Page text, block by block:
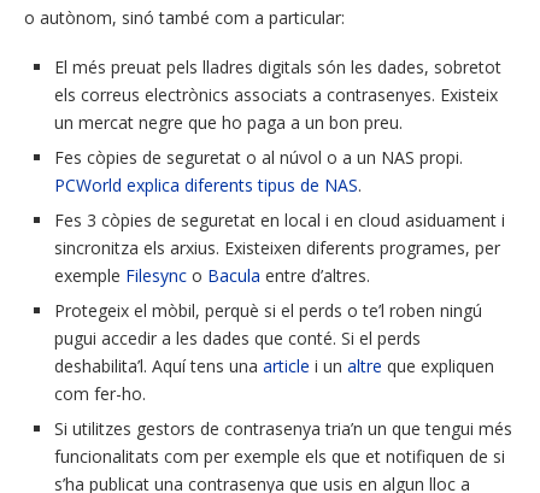
o autònom, sinó també com a particular:
El més preuat pels lladres digitals són les dades, sobretot
els correus electrònics associats a contrasenyes. Existeix
un mercat negre que ho paga a un bon preu.
Fes còpies de seguretat o al núvol o a un NAS propi.
PCWorld explica diferents tipus de NAS.
Fes 3 còpies de seguretat en local i en cloud asiduament i
sincronitza els arxius. Existeixen diferents programes, per
exemple Filesync o Bacula entre d’altres.
Protegeix el mòbil, perquè si el perds o te’l roben ningú
pugui accedir a les dades que conté. Si el perds
deshabilita’l. Aquí tens una article i un altre que expliquen
com fer-ho.
Si utilitzes gestors de contrasenya tria’n un que tengui més
funcionalitats com per exemple els que et notifiquen de si
s’ha publicat una contrasenya que usis en algun lloc a